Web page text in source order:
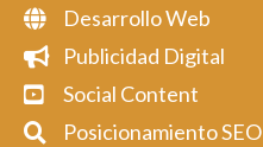
Desarrollo Web
Publicidad Digital
Social Content
Posicionamiento SEO